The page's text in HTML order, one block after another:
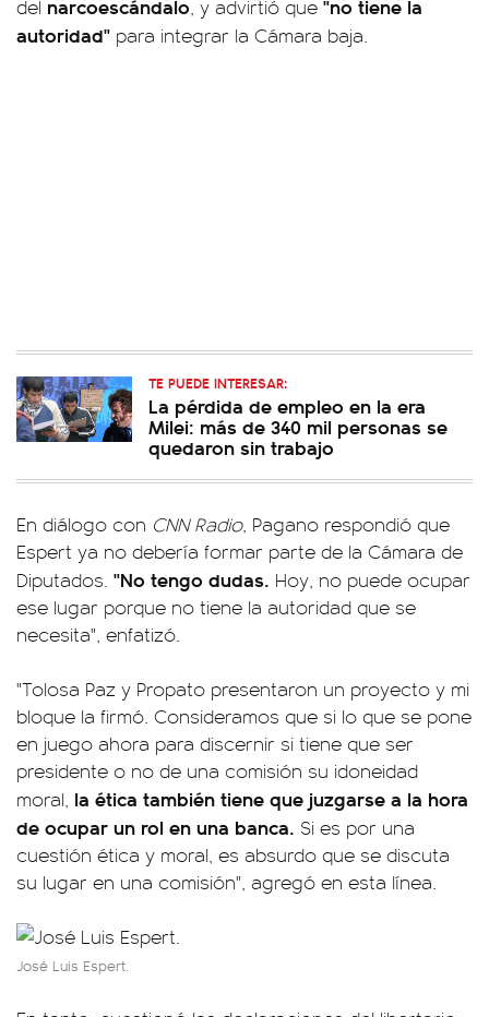
del narcoescándalo, y advirtió que "no tiene la
autoridad" para integrar la Cámara baja.
TE PUEDE INTERESAR:
La pérdida de empleo en la era
Milei: más de 340 mil personas se
quedaron sin trabajo
En diálogo con CNN Radio, Pagano respondió que
Espert ya no debería formar parte de la Cámara de
Diputados. "No tengo dudas. Hoy, no puede ocupar
ese lugar porque no tiene la autoridad que se
necesita", enfatizó.
"Tolosa Paz y Propato presentaron un proyecto y mi
bloque la firmó. Consideramos que si lo que se pone
en juego ahora para discernir si tiene que ser
presidente o no de una comisión su idoneidad
moral, la ética también tiene que juzgarse a la hora
de ocupar un rol en una banca. Si es por una
cuestión ética y moral, es absurdo que se discuta
su lugar en una comisión", agregó en esta línea.
José Luis Espert.